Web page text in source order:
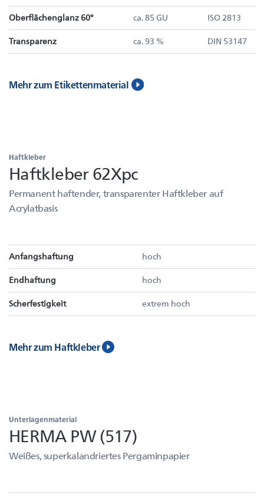
Oberflächenglanz 60° ca. 85 GU ISO 2813
Transparenz ca. 93 % DIN 53147
Mehr zum Etikettenmaterial
Haftkleber
Haftkleber 62Xpc
Permanent haftender, transparenter Haftkleber auf
Acrylatbasis
Anfangshaftung hoch
Endhaftung hoch
Scherfestigkeit extrem hoch
Mehr zum Haftkleber
Unterlagenmaterial
HERMA PW (517)
Weißes, superkalandriertes Pergaminpapier